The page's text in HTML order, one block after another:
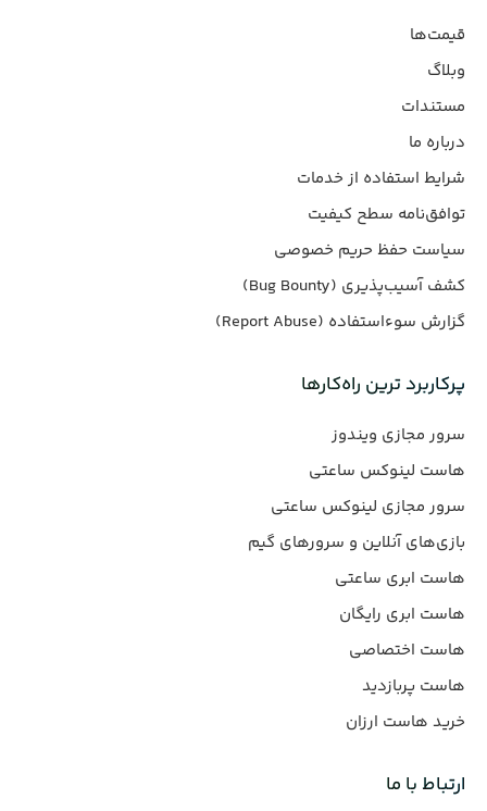
قیمت‌ها
وبلاگ
مستندات
درباره ما
شرایط استفاده از خدمات
توافق‌نامه سطح کیفیت
سیاست حفظ حریم خصوصی
کشف آسیب‌پذیری (Bug Bounty)
گزارش سوءاستفاده (Report Abuse)
پرکاربرد ترین راه‌کارها
سرور مجازی ویندوز
هاست لینوکس ساعتی
سرور مجازی لینوکس ساعتی
بازی‌های آنلاین و سرورهای گیم
هاست ابری ساعتی
هاست ابری رایگان
هاست اختصاصی
هاست پربازدید
خرید هاست ارزان
ارتباط با ما